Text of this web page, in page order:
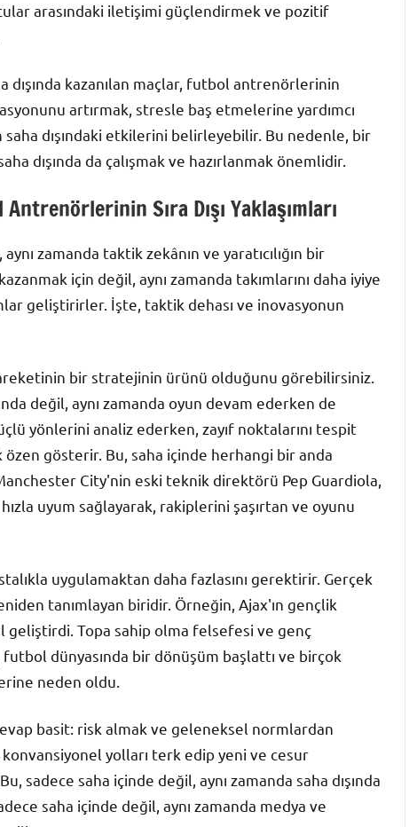
arasındaki iletişimi güçlendirmek ve pozitif
dışında kazanılan maçlar, futbol antrenörlerinin
artırmak, stresle baş etmelerine yardımcı
dışındaki etkilerini belirleyebilir. Bu nedenle, bir
dışında da çalışmak ve hazırlanmak önemlidir.
Sıra Dışı Yaklaşımları
zamanda taktik zekânın ve yaratıcılığın bir
için değil, aynı zamanda takımlarını daha iyiye
geliştirirler. İşte, taktik dehası ve inovasyonun
bir stratejinin ürünü olduğunu görebilirsiniz.
değil, aynı zamanda oyun devam ederken de
yönlerini analiz ederken, zayıf noktalarını tespit
gösterir. Bu, saha içinde herhangi bir anda
City'nin eski teknik direktörü Pep Guardiola,
uyum sağlayarak, rakiplerini şaşırtan ve oyunu
uygulamaktan daha fazlasını gerektirir. Gerçek
tanımlayan biridir. Örneğin, Ajax'ın gençlik
Topa sahip olma felsefesi ve genç
dünyasında bir dönüşüm başlattı ve birçok
neden oldu.
basit: risk almak ve geleneksel normlardan
yolları terk edip yeni ve cesur
saha içinde değil, aynı zamanda saha dışında
saha içinde değil, aynı zamanda medya ve